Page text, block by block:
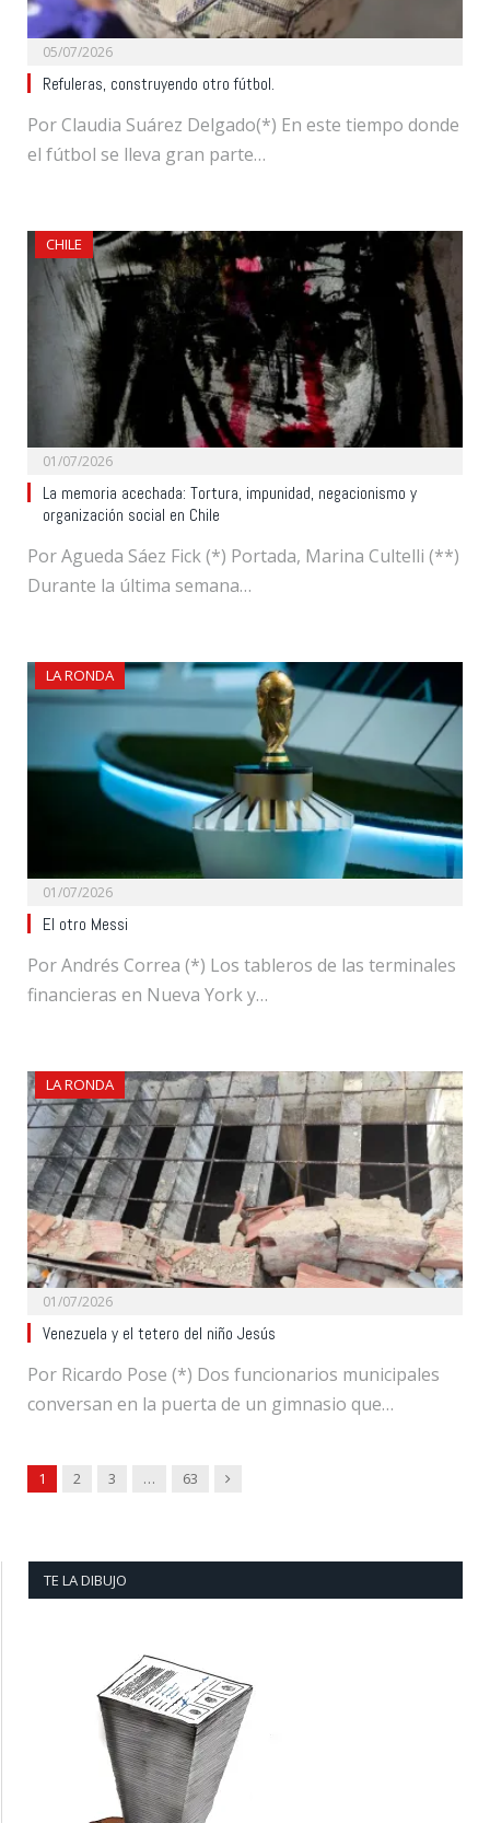
05/07/2026
Refuleras, construyendo otro fútbol.
Por Claudia Suárez Delgado(*) En este tiempo donde
el fútbol se lleva gran parte…
CHILE
01/07/2026
La memoria acechada: Tortura, impunidad, negacionismo y
organización social en Chile
Por Agueda Sáez Fick (*) Portada, Marina Cultelli (**)
Durante la última semana…
LA RONDA
01/07/2026
El otro Messi
Por Andrés Correa (*) Los tableros de las terminales
financieras en Nueva York y…
LA RONDA
01/07/2026
Venezuela y el tetero del niño Jesús
Por Ricardo Pose (*) Dos funcionarios municipales
conversan en la puerta de un gimnasio que…
1 2 3 … 63 Next
TE LA DIBUJO